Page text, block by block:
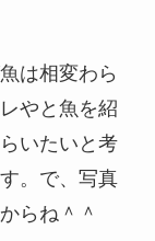
は相変わら
やと魚を紹
いたいと考
。で、写真
らね＾＾